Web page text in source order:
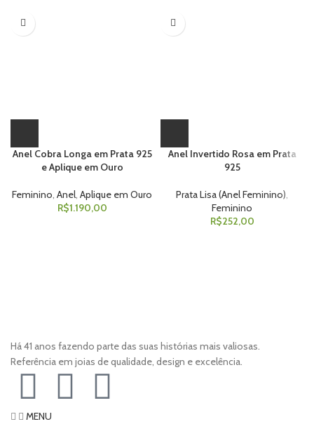
Anel Cobra Longa em Prata 925
e Aplique em Ouro
Feminino, Anel, Aplique em Ouro
R$1.190,00
Anel Invertido Rosa em Prata
925
Prata Lisa (Anel Feminino),
Feminino
R$252,00
Há 41 anos fazendo parte das suas histórias mais valiosas.
Referência em joias de qualidade, design e excelência.
MENU